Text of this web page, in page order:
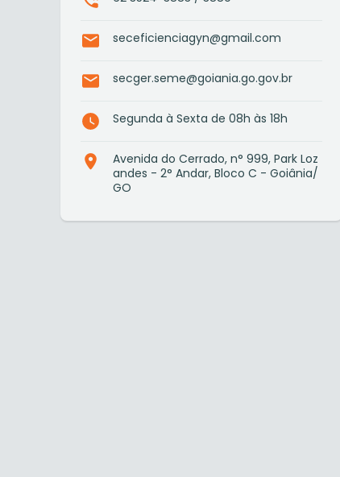
seceficienciagyn@gmail.com
secger.seme@goiania.go.gov.br
Segunda à Sexta de 08h às 18h
Avenida do Cerrado, n° 999, Park Loz
andes - 2° Andar, Bloco C - Goiânia/
GO